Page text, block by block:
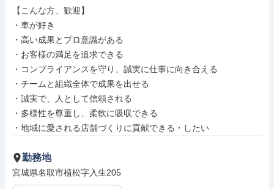
【こんな方、歓迎】
・車が好き
・高い成果とプロ意識がある
・お客様の満足を追求できる
・コンプライアンスを守り、誠実に仕事に向き合える
・チームと組織全体で成果を出せる
・誠実で、人として信頼される
・多様性を尊重し、柔軟に吸収できる
・地域に愛される店舗づくりに貢献できる・したい
勤務地
宮城県名取市植松字入生205